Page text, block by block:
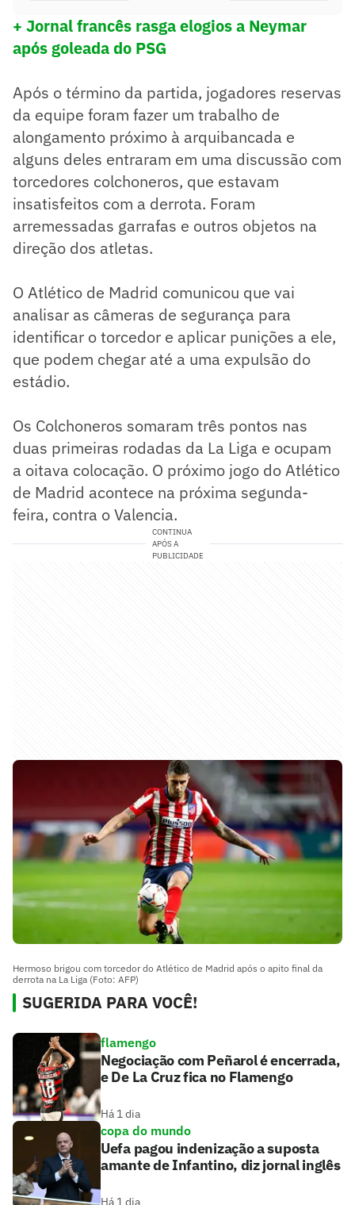
+ Jornal francês rasga elogios a Neymar
após goleada do PSG
Após o término da partida, jogadores reservas
da equipe foram fazer um trabalho de
alongamento próximo à arquibancada e
alguns deles entraram em uma discussão com
torcedores colchoneros, que estavam
insatisfeitos com a derrota. Foram
arremessadas garrafas e outros objetos na
direção dos atletas.
O Atlético de Madrid comunicou que vai
analisar as câmeras de segurança para
identificar o torcedor e aplicar punições a ele,
que podem chegar até a uma expulsão do
estádio.
Os Colchoneros somaram três pontos nas
duas primeiras rodadas da La Liga e ocupam
a oitava colocação. O próximo jogo do Atlético
de Madrid acontece na próxima segunda-
feira, contra o Valencia.
CONTINUA
APÓS A
PUBLICIDADE
Hermoso brigou com torcedor do Atlético de Madrid após o apito final da
derrota na La Liga (Foto: AFP)
SUGERIDA PARA VOCÊ!
flamengo
Negociação com Peñarol é encerrada,
e De La Cruz fica no Flamengo
Há 1 dia
copa do mundo
Uefa pagou indenização a suposta
amante de Infantino, diz jornal inglês
Há 1 dia